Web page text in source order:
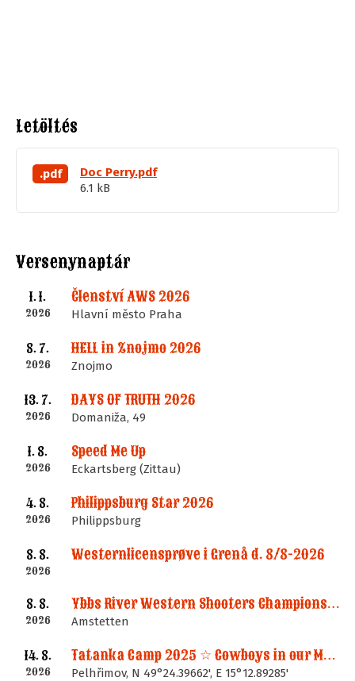
Letöltés
.pdf
Doc Perry.pdf
6.1 kB
Versenynaptár
1. 1.
2026
Členství AWS 2026
Hlavní město Praha
8. 7.
2026
HELL in Znojmo 2026
Znojmo
13. 7.
2026
DAYS OF TRUTH 2026
Domaniža, 49
1. 8.
2026
Speed Me Up
Eckartsberg (Zittau)
4. 8.
2026
Philippsburg Star 2026
Philippsburg
8. 8.
2026
Westernlicensprøve i Grenå d. 8/8-2026
8. 8.
2026
Ybbs River Western Shooters Championship 2026 + LM
Amstetten
14. 8.
2026
Tatanka Camp 2025 ☆ Cowboys in our Memories
Pelhřimov, N 49°24.39662', E 15°12.89285'